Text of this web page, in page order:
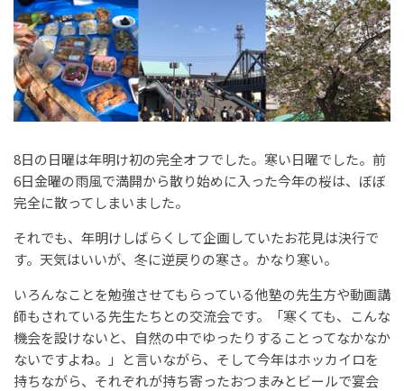
8日の日曜は年明け初の完全オフでした。寒い日曜でした。前
6日金曜の雨風で満開から散り始めに入った今年の桜は、ぼぼ
完全に散ってしまいました。
それでも、年明けしばらくして企画していたお花見は決行で
す。天気はいいが、冬に逆戻りの寒さ。かなり寒い。
いろんなことを勉強させてもらっている他塾の先生方や動画講
師もされている先生たちとの交流会です。「寒くても、こんな
機会を設けないと、自然の中でゆったりすることってなかなか
ないですよね。」と言いながら、そして今年はホッカイロを
持ちながら、それぞれが持ち寄ったおつまみとビールで宴会